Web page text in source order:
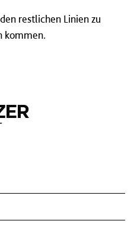
restlichen Linien zu
kommen.